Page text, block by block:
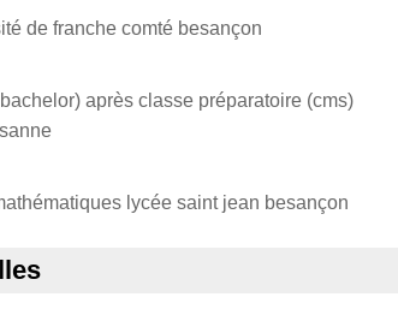
de franche comté besançon
après classe préparatoire (cms)
lycée saint jean besançon